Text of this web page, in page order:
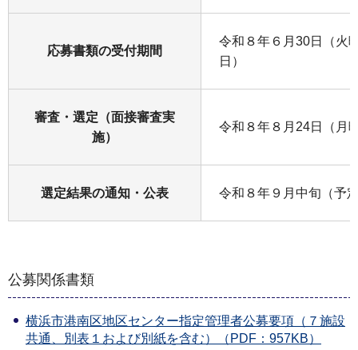
応募書類の受付期間
令和８年６月30日（火
日）
審査・選定（面接審査実
施）
令和８年８月24日（月
選定結果の通知・公表 令和８年９月中旬（予
公募関係書類
横浜市港南区地区センター指定管理者公募要項（７施設
共通、別表１および別紙を含む）（PDF：957KB）